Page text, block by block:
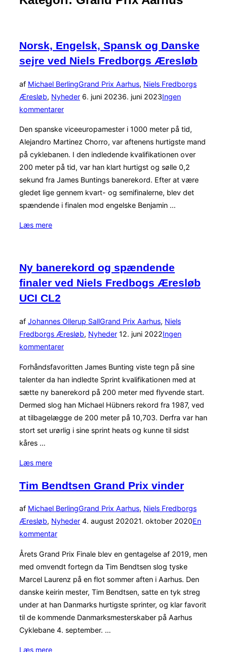
sidekolonne
Norsk, Engelsk, Spansk og Danske
sejre ved Niels Fredborgs Æresløb
af Michael BerlingGrand Prix Aarhus, Niels Fredborgs
Æresløb, NyhederUdgivet
6. juni 20236. juni 2023Ingen
kommentarer
Den spanske viceeuropamester i 1000 meter på tid,
Alejandro Martinez Chorro, var aftenens hurtigste mand
på cyklebanen. I den indledende kvalifikationen over
200 meter på tid, var han klart hurtigst og sølle 0,2
sekund fra James Buntings banerekord. Efter at være
gledet lige gennem kvart- og semifinalerne, blev det
spændende i finalen mod engelske Benjamin …
Læs mere“Norsk,
Danske
sejre
ved
Fredborgs
Æresløb”
Ny banerekord og spændende
finaler ved Niels Fredbogs Æresløb
UCI CL2
af Johannes Ollerup SallGrand Prix Aarhus, Niels
Fredborgs Æresløb, NyhederUdgivet
12. juni 2022Ingen
kommentarer
Forhåndsfavoritten James Bunting viste tegn på sine
talenter da han indledte Sprint kvalifikationen med at
sætte ny banerekord på 200 meter med flyvende start.
Dermed slog han Michael Hübners rekord fra 1987, ved
at tilbagelægge de 200 meter på 10,703. Derfra var han
stort set urørlig i sine sprint heats og kunne til sidst
kåres …
Læs mere“Ny
og
finaler
ved
Niels
Fredbogs
Æresløb
UCI
CL2”
Tim Bendtsen Grand Prix vinder
af Michael BerlingGrand Prix Aarhus, Niels Fredborgs
Æresløb, NyhederUdgivet
4. august 202021. oktober 2020En
kommentar
Årets Grand Prix Finale blev en gentagelse af 2019, men
med omvendt fortegn da Tim Bendtsen slog tyske
Marcel Laurenz på en flot sommer aften i Aarhus. Den
danske keirin mester, Tim Bendtsen, satte en tyk streg
under at han Danmarks hurtigste sprinter, og klar favorit
til de kommende Danmarksmesterskaber på Aarhus
Cyklebane 4. september. …
Læs mere“Tim